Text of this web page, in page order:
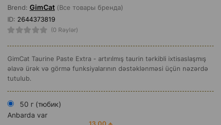
Brend: GimCat (Все товары бренда)
ID: 2644373819
(0 Rəylər)
GimCat Taurine Paste Extra - artırılmış taurin tərkibli ixtisaslaşmış
əlavə ürək və görmə funksiyalarının dəstəklənməsi üçün nəzərdə
tutulub.
50 г (тюбик)
Anbarda var